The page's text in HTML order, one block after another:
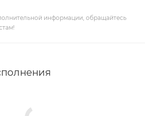
информации, обращайтесь